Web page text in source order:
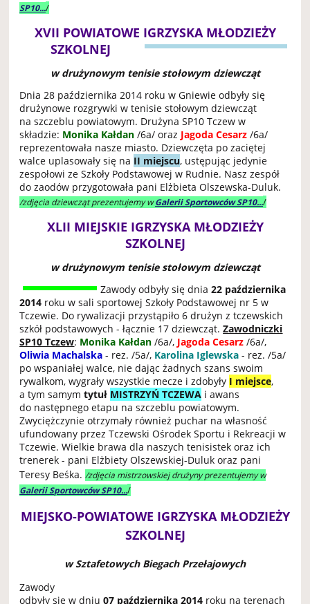
SP10.../
XVII POWIATOWE IGRZYSKA MŁODZIEŻY
SZKOLNEJ
w drużynowym tenisie stołowym dziewcząt
Dnia 28 października 2014 roku w Gniewie odbyły się
drużynowe rozgrywki w tenisie stołowym dziewcząt
na szczeblu powiatowym. Drużyna SP10 Tczew w
składzie: Monika Kałdan /6a/ oraz Jagoda Cesarz /6a/
reprezentowała nasze miasto. Dziewczęta po zaciętej
walce uplasowały się na II miejscu, ustępując jedynie
zespołowi ze Szkoły Podstawowej w Rudnie. Nasz zespół
do zaodów przygotowała pani Elżbieta Olszewska-Duluk.
/zdjęcia dziewcząt prezentujemy wGalerii Sportowców SP10.../
XLII MIEJSKIE IGRZYSKA MŁODZIEŻY
SZKOLNEJ
w drużynowym tenisie stołowym dziewcząt
Zawody odbyły się dnia22 października
2014 roku w sali sportowej Szkoły Podstawowej nr 5 w
Tczewie. Do rywalizacji przystąpiło 6 drużyn z tczewskich
szkół podstawowych - łącznie 17 dziewcząt.Zawodniczki
SP10 Tczew: Monika Kałdan /6a/, Jagoda Cesarz /6a/,
Oliwia Machalska - rez. /5a/, Karolina Iglewska - rez. /5a/
po wspaniałej walce, nie dając żadnych szans swoim
rywalkom, wygrały wszystkie mecze i zdobyły I miejsce,
a tym samymtytuł MISTRZYŃ TCZEWA i awans
do następnego etapu na szczeblu powiatowym.
Zwyciężczynie otrzymały również puchar na własność
ufundowany przez Tczewski Ośrodek Sportu i Rekreacji w
Tczewie. Wielkie brawa dla naszych tenisistek oraz ich
trenerek - pani Elżbiety Olszewskiej-Duluk oraz pani
Teresy Beśka./zdjęcia mistrzowskiej drużyny prezentujemy w
Galerii Sportowców SP10.../
MIEJSKO-POWIATOWE IGRZYSKA MŁODZIEŻY
SZKOLNEJ
w Sztafetowych Biegach Przełajowych
Zawody
odbyły się w dniu07 października 2014 roku na terenach